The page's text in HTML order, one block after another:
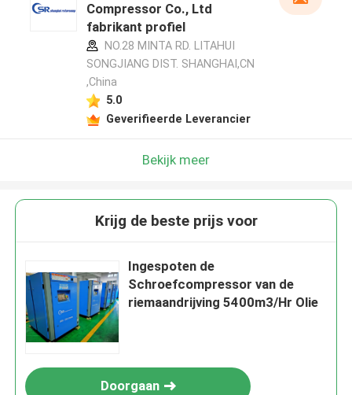
Compressor Co., Ltd
fabrikant profiel
NO.28 MINTA RD. LITAHUI
SONGJIANG DIST. SHANGHAI,CN
,China
5.0
Geverifieerde Leverancier
Bekijk meer
Krijg de beste prijs voor
Ingespoten de
Schroefcompressor van de
riemaandrijving 5400m3/Hr Olie
Doorgaan